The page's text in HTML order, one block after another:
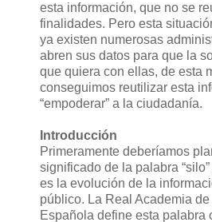
esta información, que no se
finalidades. Pero esta
ya existen numerosas
abren sus datos para que la
que quiera con ellas, de esta
conseguimos reutilizar esta
“empoderar” a la ciudadanía.
Introducción
Primeramente deberíamos
significado de la palabra
es la evolución de la
público. La Real Academia
Española define esta palabra